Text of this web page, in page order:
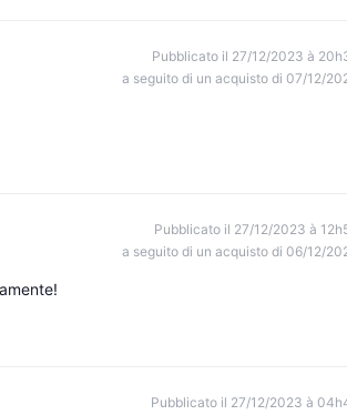
Pubblicato il 27/12/2023 à
a seguito di un acquisto di 07/12/
Pubblicato il 27/12/2023 à
a seguito di un acquisto di 06/12/
Pubblicato il 27/12/2023 à